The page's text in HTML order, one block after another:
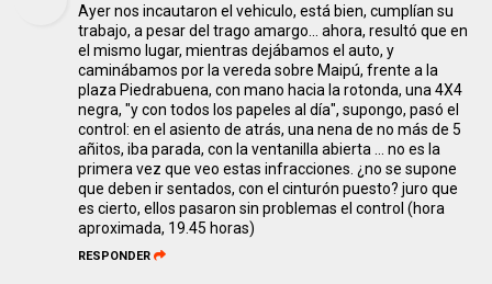
Ayer nos incautaron el vehiculo, está bien, cumplían su
trabajo, a pesar del trago amargo... ahora, resultó que en
el mismo lugar, mientras dejábamos el auto, y
caminábamos por la vereda sobre Maipú, frente a la
plaza Piedrabuena, con mano hacia la rotonda, una 4X4
negra, "y con todos los papeles al día", supongo, pasó el
control: en el asiento de atrás, una nena de no más de 5
añitos, iba parada, con la ventanilla abierta ... no es la
primera vez que veo estas infracciones. ¿no se supone
que deben ir sentados, con el cinturón puesto? juro que
es cierto, ellos pasaron sin problemas el control (hora
aproximada, 19.45 horas)
RESPONDER